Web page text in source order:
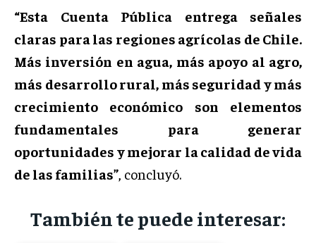
“Esta Cuenta Pública entrega señales
claras para las regiones agrícolas de Chile.
Más inversión en agua, más apoyo al agro,
más desarrollo rural, más seguridad y más
crecimiento económico son elementos
fundamentales para generar
oportunidades y mejorar la calidad de vida
de las familias” , concluyó.
También te puede interesar: